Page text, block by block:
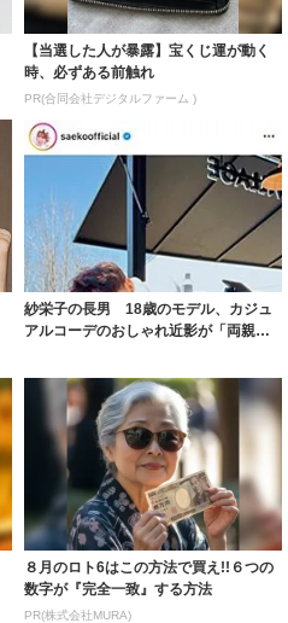
【当選した人が暴露】宝くじ運が動く
時、必ずある前触れ
PR(合同会社デジタルファーム )
紗栄子の長男 18歳のモデル、カジュ
アルコーデのおしゃれ近影が「両親の
８月のロト6はこの方法で買え!!６つの
数字が『完全一致』する方法
PR(株式会社MURA)